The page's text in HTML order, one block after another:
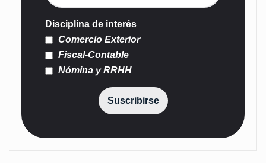
Disciplina de interés
Comercio Exterior
Fiscal-Contable
Nómina y RRHH
Suscribirse